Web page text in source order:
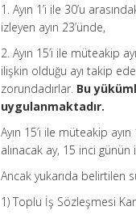
1. Ayın 1’i ile 30’u
izleyen ayın 23’ünde,
2. Ayın 15’i ile müteakip
ilişkin olduğu ayı takip
zorundadırlar. Bu
uygulanmaktadır.
Ayın 15’i ile müteakip
alınacak ay, 15 inci
Ancak yukarıda belirtilen
1) Toplu İş Sözleşmesi